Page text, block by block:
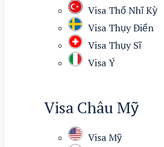
Visa Thổ Nhĩ Kỳ
Visa Thụy Điển
Visa Thụy Sĩ
Visa Ý
Visa Châu Mỹ
Visa Mỹ